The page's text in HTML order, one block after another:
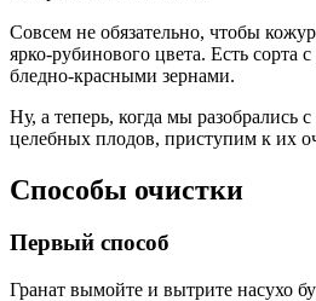
Совсем не обязательно, чтобы
ярко-рубинового цвета. Есть сорта
бледно-красными зернами.
Ну, а теперь, когда мы разобрались
целебных плодов, приступим к их
Способы очистки
Первый способ
Гранат вымойте и вытрите насухо